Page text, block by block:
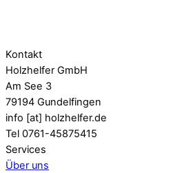
Kontakt
Holzhelfer GmbH
Am See 3
79194 Gundelfingen
info [at] holzhelfer.de
Tel 0761-45875415
Services
Über uns